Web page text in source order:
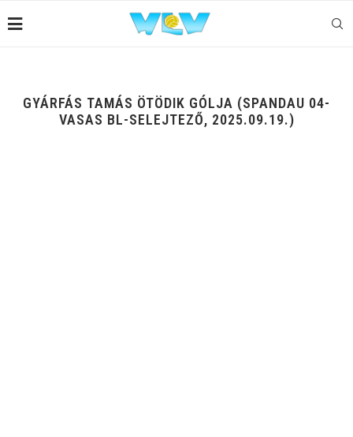
GYÁRFÁS TAMÁS ÖTÖDIK GÓLJA (SPANDAU 04-
VASAS BL-SELEJTEZŐ, 2025.09.19.)